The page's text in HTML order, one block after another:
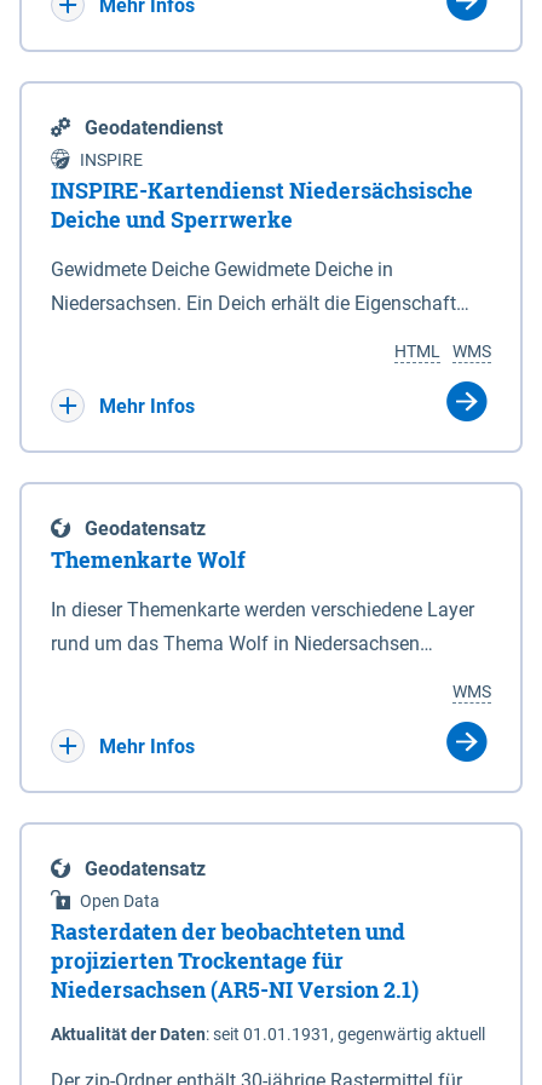
Mehr Infos
Geodatendienst
INSPIRE
INSPIRE-Kartendienst Niedersächsische
Deiche und Sperrwerke
Gewidmete Deiche Gewidmete Deiche in
Niedersachsen. Ein Deich erhält die Eigenschaft
Deichbehörde durch Verordnung ausspricht. Für
enthalten. Sperrwerke Sperrwerke sind Bauwerke
mit Sperrvorrichtungen in Tidegewässern, die dem
Schutz eines Gebietes vor erhöhten Tiden, vor allem
vor Sturmfluten, zu dienen bestimmt sind (§2 Abs.3
Eigenschaft eines Sperrwerkes durch Widmung, die
die Deichbehörde durch Verordnung ausspricht.
WMS
HTML
Mehr Infos
Geodatensatz
Themenkarte Wolf
In dieser Themenkarte werden verschiedene Layer
rund um das Thema Wolf in Niedersachsen
sowie Status der bestehenden Wolfsterritorien im
laufenden Monitoringjahr.
WMS
Mehr Infos
Geodatensatz
Open Data
Rasterdaten der beobachteten und
projizierten Trockentage für
Niedersachsen (AR5-NI Version 2.1)
Aktualität der Daten:seit 01.01.1931, gegenwärtig aktuell